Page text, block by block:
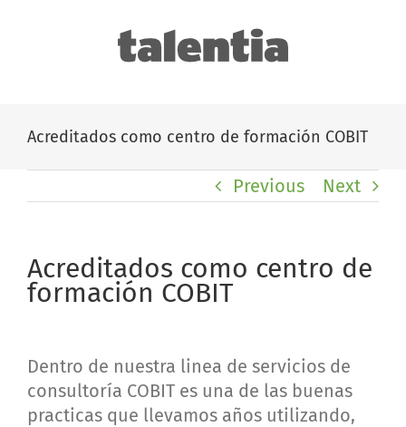
Acreditados como centro de formación COBIT
Previous Next
Acreditados como centro de
formación COBIT
Dentro de nuestra linea de servicios de
consultoría COBIT es una de las buenas
practicas que llevamos años utilizando,